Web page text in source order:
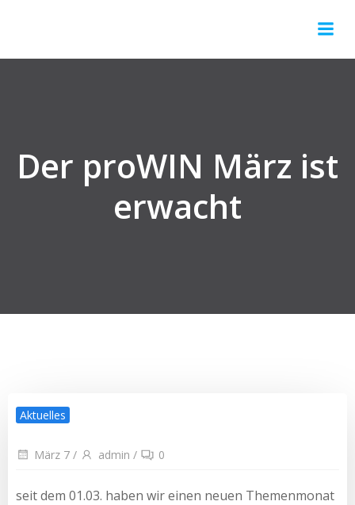
Der proWIN März ist
erwacht
Aktuelles
März 7 / admin / 0
seit dem 01.03. haben wir einen neuen Themenmonat